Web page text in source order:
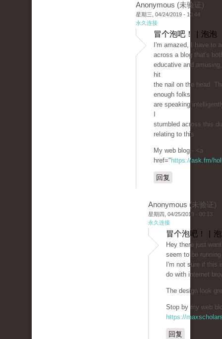
Anonymous (未验证)
星期三, 04/24/2019 - 10:44
永久连接
冒个泡吧！ | 泡泡
I'm amazed, I have to
across a blog that's
educative and
hit
the nail on the head.
enough folks
are speaking
stumbled across this
relating to this.
My web blog - <a
href=" https://ask.fm/
回复
Anonymous (未验证)
星期四, 04/25/2019 - 00:13
永久连接
冒个泡吧！ |
Hey there just
seem to be
I'm not sure if this
do with internet
The design look
Stop by my web
https://
回复